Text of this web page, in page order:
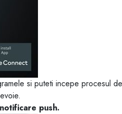
si puteti incepe procesul
push.